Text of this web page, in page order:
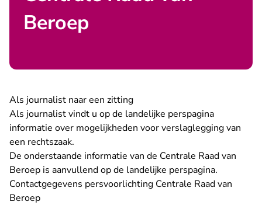
Beroep
Als journalist naar een zitting
Als journalist vindt u opde landelijke perspagina
informatie over mogelijkheden voor verslaglegging van
een rechtszaak.
De onderstaande informatie van de Centrale Raad van
Beroep is aanvullend op de landelijke perspagina.
Contactgegevens persvoorlichting Centrale Raad van
Beroep